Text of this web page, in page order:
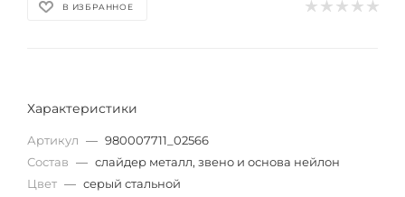
В ИЗБРАННОЕ
Характеристики
Артикул — 980007711_02566
Состав — слайдер металл, звено и основа нейлон
Цвет — серый стальной